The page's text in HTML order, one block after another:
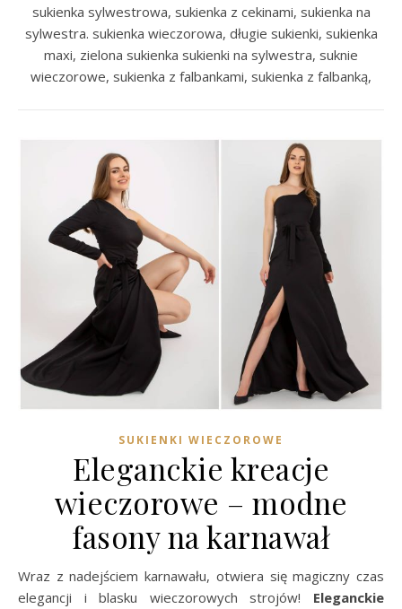
sukienka sylwestrowa, sukienka z cekinami, sukienka na
sylwestra. sukienka wieczorowa, długie sukienki, sukienka
maxi, zielona sukienka sukienki na sylwestra, suknie
wieczorowe, sukienka z falbankami, sukienka z falbanką,
SUKIENKI WIECZOROWE
Eleganckie kreacje
wieczorowe – modne
fasony na karnawał
Wraz z nadejściem karnawału, otwiera się magiczny czas
elegancji i blasku wieczorowych strojów! Eleganckie